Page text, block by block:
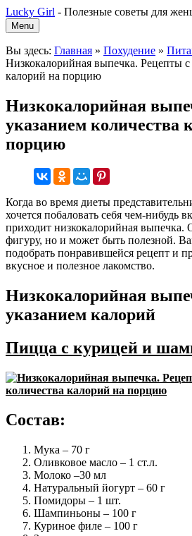
Lucky Girl - Полезные советы для
Menu
Вы здесь: Главная » Похудение »
Низкокалорийная выпечка. Рецепты с
калорий на порцию
Низкокалорийная
указанием количества
порцию
Когда во время диеты
хочется побаловать себя чем-нибудь
приходит низкокалорийная выпечка.
фигуру, но и может быть полезной.
подобрать понравившейся рецепт и
вкусное и полезное лакомство.
Низкокалорийная
указанием калорий
Пицца с курицей и
Состав:
Мука – 70 г
Оливковое масло – 1 ст.л.
Молоко –30 мл
Натуральный йогурт – 60 г
Помидоры – 1 шт.
Шампиньоны – 100 г
Куриное филе – 100 г